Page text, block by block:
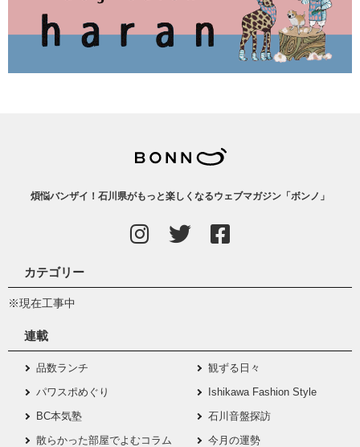
煩悩バンザイ！石川県がもっと楽しくなるウェブマガジン「ボンノ」
カテゴリー
※現在工事中
連載
品数ランチ
観ずる日々
パワスポめぐり
Ishikawa Fashion Style
BC本気塾
石川音盤探訪
散らかった部屋でよむコラム
今月の運勢